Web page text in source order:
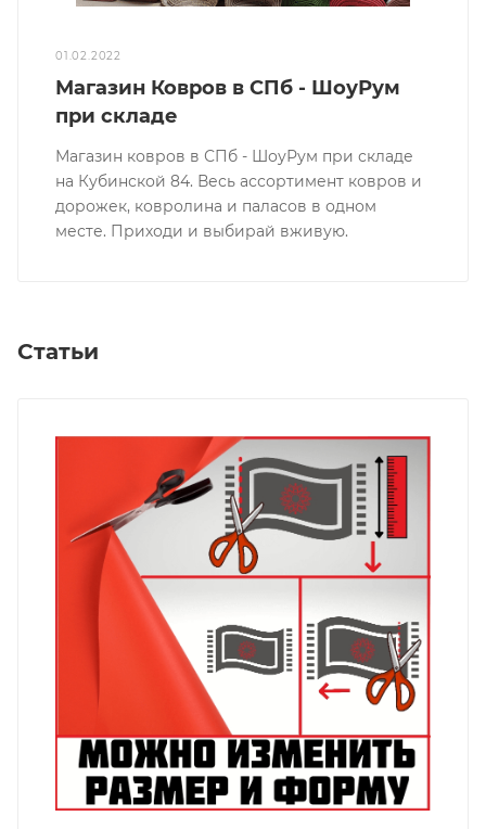
01.02.2022
Магазин Ковров в СПб - ШоуРум
при складе
Магазин ковров в СПб - ШоуРум при складе
на Кубинской 84. Весь ассортимент ковров и
дорожек, ковролина и паласов в одном
месте. Приходи и выбирай вживую.
Статьи